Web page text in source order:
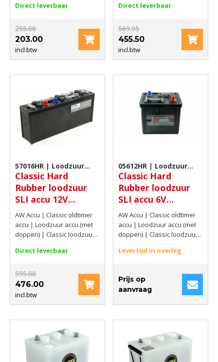
96Ah(C20) | 360 AMP
Direct leverbaar
255.00
203.00
incl.btw
112Ah(C20) | 540 AMP CCA
Direct leverbaar
569.95
455.50
incl.btw
57016HR | Loodzuur
accu (met doppen)
Classic Hard
Rubber loodzuur
SLI accu 12V
70Ah(20hrs) 360
AMP CCA EN
AW Accu | Classic oldtimer
accu | Loodzuur accu (met
doppen) | Classic loodzuur
70Ah(20hrs) | 360 AMP CCA
Direct leverbaar
595.00
476.00
incl.btw
05612HR | Loodzuur
accu (met doppen)
Classic Hard
Rubber loodzuur
SLI accu 6V
56Ah(C20) 250 A
SAE
AW Accu | Classic oldtimer
accu | Loodzuur accu (met
doppen) | Classic loodzuur
56Ah(C20) | 250 A SAE
Levertijd in overleg
Prijs op
aanvraag